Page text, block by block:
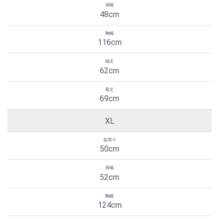
48cm
116cm
62cm
69cm
XL
50cm
52cm
124cm